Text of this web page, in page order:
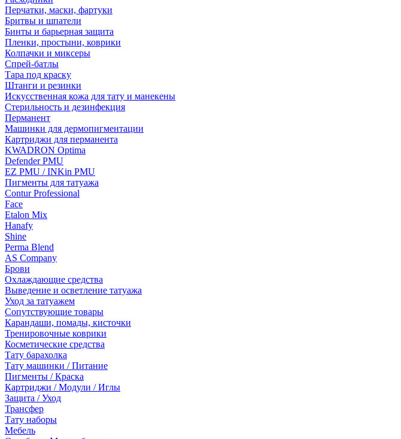
Перчатки, маски, фартуки
Бритвы и шпатели
Бинты и барьерная защита
Пленки, простыни, коврики
Колпачки и миксеры
Спрей-батлы
Тара под краску
Штанги и резинки
Искусственная кожа для тату и манекены
Стерильность и дезинфекция
Перманент
Машинки для дермопигментации
Картриджи для перманента
KWADRON Optima
Defender PMU
EZ PMU / INKin PMU
Пигменты для татуажа
Contur Professional
Face
Etalon Mix
Hanafy
Shine
Perma Blend
AS Company
Брови
Охлаждающие средства
Выведение и осветление татуажа
Уход за татуажем
Сопутствующие товары
Карандаши, помады, кисточки
Тренировочные коврики
Косметические средства
Тату барахолка
Тату машинки / Питание
Пигменты / Краска
Картриджи / Модули / Иглы
Защита / Уход
Трансфер
Тату наборы
Мебель